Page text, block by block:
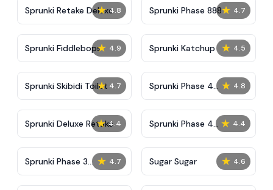
★ 4.8
Sprunki Retake Deluxe ★ 4.7
Sprunki Phase 888
★ 4.9
Sprunki Fiddlebops ★ 4.5
Sprunki Katchup
★ 4.7
Sprunki Skibidi Toilet ★ 4.8
Sprunki Phase 4
Definitive
★ 4.4
Sprunki Deluxe Retake ★ 4.4
Sprunki Phase 4
Alternate Edition
★ 4.7
Sprunki Phase 3
Definitive
★ 4.6
Sugar Sugar